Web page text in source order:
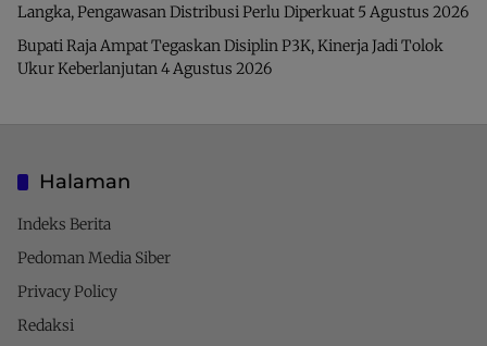
Langka, Pengawasan Distribusi Perlu Diperkuat 5 Agustus 2026
Bupati Raja Ampat Tegaskan Disiplin P3K, Kinerja Jadi Tolok
Ukur Keberlanjutan 4 Agustus 2026
Halaman
Indeks Berita
Pedoman Media Siber
Privacy Policy
Redaksi